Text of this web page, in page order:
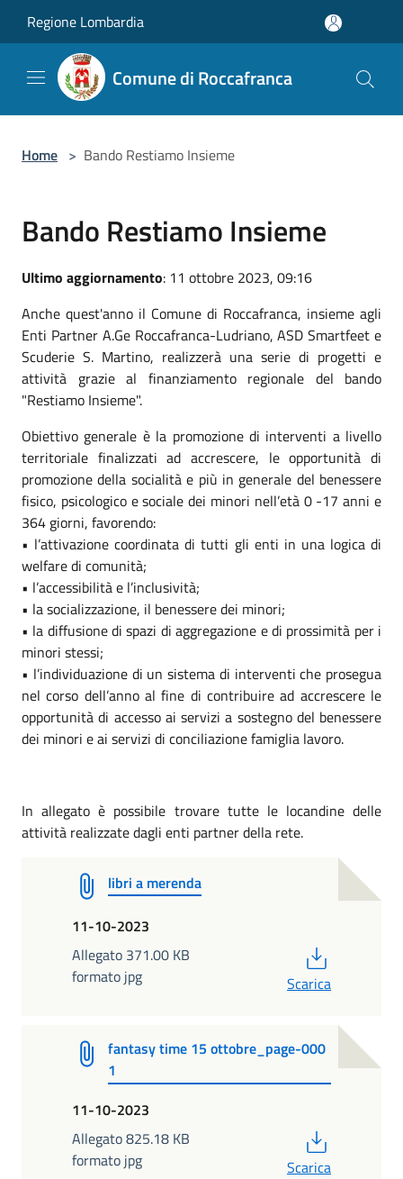
Regione Lombardia
Comune di Roccafranca
Home > Bando Restiamo Insieme
Bando Restiamo Insieme
Ultimo aggiornamento: 11 ottobre 2023, 09:16
Anche quest'anno il Comune di Roccafranca, insieme agli
Enti Partner A.Ge Roccafranca-Ludriano, ASD Smartfeet e
Scuderie S. Martino, realizzerà una serie di progetti e
attività grazie al finanziamento regionale del bando
"Restiamo Insieme".
Obiettivo generale è la promozione di interventi a livello
territoriale finalizzati ad accrescere, le opportunità di
promozione della socialità e più in generale del benessere
fisico, psicologico e sociale dei minori nell’età 0 -17 anni e
364 giorni, favorendo:
• l’attivazione coordinata di tutti gli enti in una logica di
welfare di comunità;
• l’accessibilità e l’inclusività;
• la socializzazione, il benessere dei minori;
• la diffusione di spazi di aggregazione e di prossimità per i
minori stessi;
• l’individuazione di un sistema di interventi che prosegua
nel corso dell’anno al fine di contribuire ad accrescere le
opportunità di accesso ai servizi a sostegno del benessere
dei minori e ai servizi di conciliazione famiglia lavoro.
In allegato è possibile trovare tutte le locandine delle
attività realizzate dagli enti partner della rete.
libri a merenda
11-10-2023
Allegato 371.00 KB
formato jpg
Scarica
fantasy time 15 ottobre_page-000
1
11-10-2023
Allegato 825.18 KB
formato jpg
Scarica